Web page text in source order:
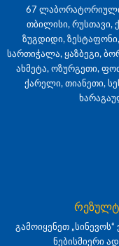
67
თბილისი, რუსთავი,
ზუგდიდი,
სართიჭალა, ყაზბეგი,
ახმეტა, ოზურგეთი,
ქარელი, თიანეთი,
გამოიყენეთ
ნებისმიერი